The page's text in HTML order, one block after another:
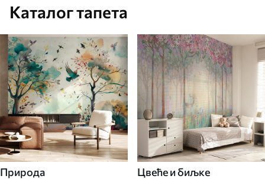
Каталог тапета
Природа Цвеће и биљке